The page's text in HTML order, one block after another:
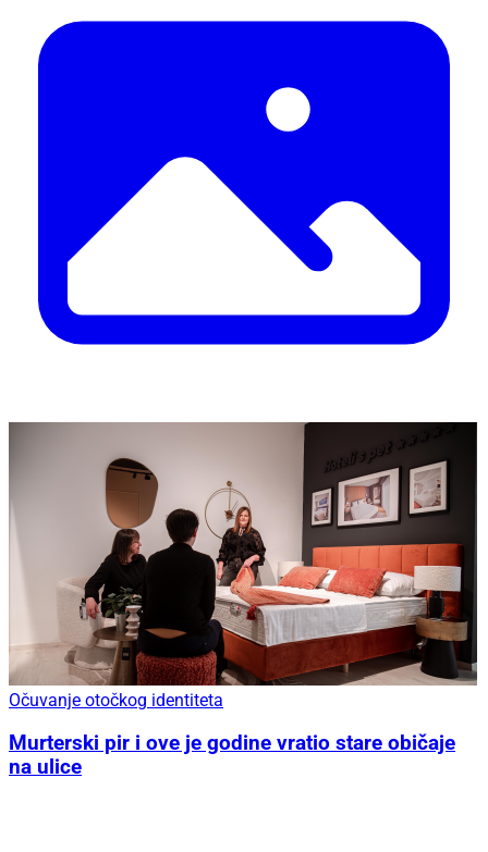
Očuvanje otočkog identiteta
Murterski pir i ove je godine vratio stare običaje
na ulice